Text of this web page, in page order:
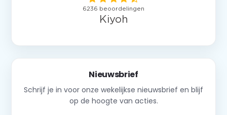
Nieuwsbrief
Schrijf je in voor onze wekelijkse nieuwsbrief en blijf
op de hoogte van acties.